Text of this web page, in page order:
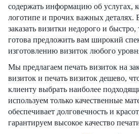
содержать информацию об услугах,
логотипе и прочих важных деталях.
заказать визитки недорого и
готова предложить вам широкий
изготовлению визиток любого
Мы предлагаем печать визиток на
визиток и печать визиток дешево,
клиенту выбрать наиболее
используем только качественные
обеспечивает долговечность и
гарантируем высокое качество